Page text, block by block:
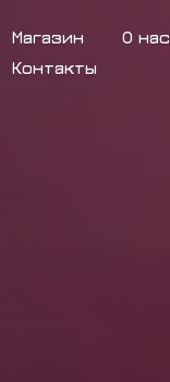
Магазин О нас
Контакты